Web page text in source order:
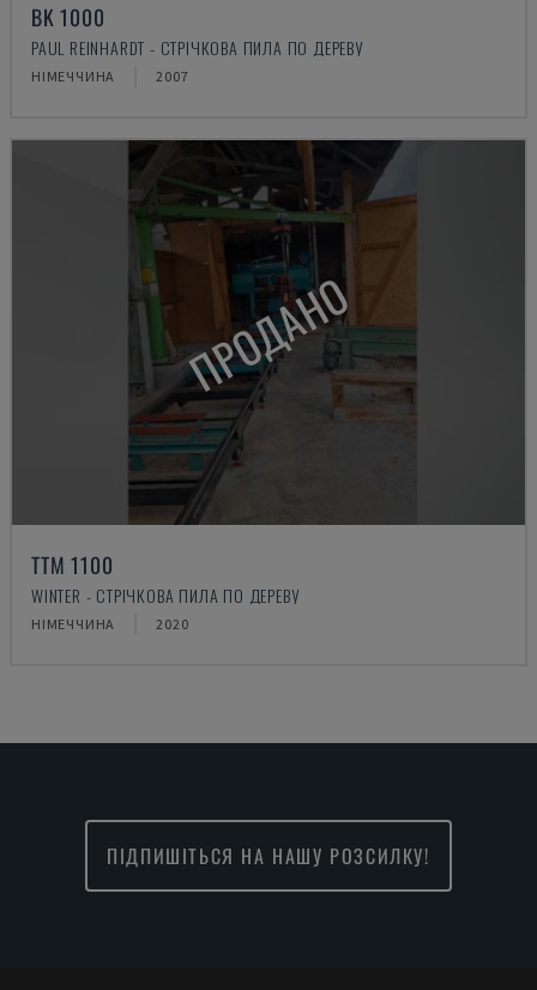
BK 1000
PAUL REINHARDT - СТРІЧКОВА ПИЛА ПО ДЕРЕВУ
НІМЕЧЧИНА 2007
ПРОДАНО
TTM 1100
WINTER - СТРІЧКОВА ПИЛА ПО ДЕРЕВУ
НІМЕЧЧИНА 2020
ПІДПИШІТЬСЯ НА НАШУ РОЗСИЛКУ!